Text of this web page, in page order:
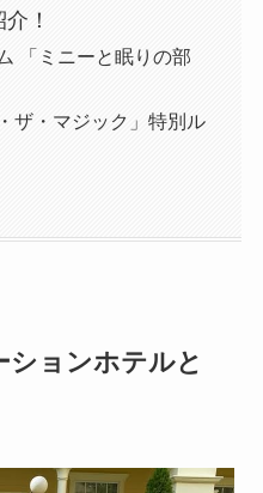
！
「ミニーと眠りの部
ザ・マジック」特別ル
ションホテルと